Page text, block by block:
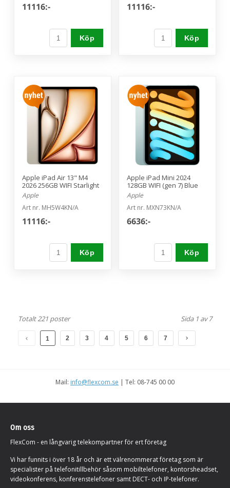
11116:-
Köp
11116:-
Köp
Apple iPad Air 13" M4
2026 256GB WIFI Starlight
Apple
Art nr. MH5W4KN/A
11116:-
Köp
Apple iPad Mini 2024
128GB WIFI (gen 7) Blue
Apple
Art nr. MXN73KN/A
6636:-
Köp
Totalt 221 poster Sida 1 av 7
1 2 3 4 5 6 7
Mail: info@flexcom.se | Tel: 08-745 00 00
Om oss
FlexCom - en långvarig telekompartner för ert företag
Vi har funnits i över 18 år och är ett välrenommerat företag som är
specialister på telefonitillbehör såsom mobiltelefoner, kontorsheadset,
videokonferens, konferenstelefoner samt DECT- och IP-telefoner.